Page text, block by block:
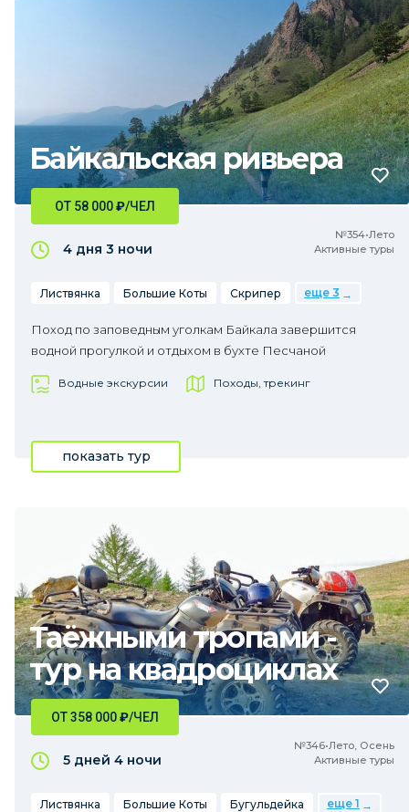
Байкальская ривьера
№354•Лето
Активные туры
ОТ 58 000₽/ЧЕЛ
4 дня 3 ночи
Листвянка Большие Коты Скрипер еще 3
Поход по заповедным уголкам Байкала завершится
водной прогулкой и отдыхом в бухте Песчаной
Водные экскурсии Походы, трекинг
показать тур
Таёжными тропами -
тур на квадроциклах
№346•Лето, Осень
Активные туры
ОТ 358 000₽/ЧЕЛ
5 дней 4 ночи
Листвянка Большие Коты Бугульдейка еще 1